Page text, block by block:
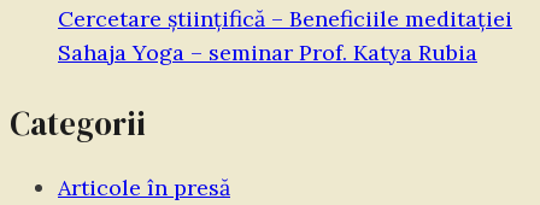
Cercetare științifică – Beneficiile meditației
Sahaja Yoga – seminar Prof. Katya Rubia
Categorii
Articole în presă